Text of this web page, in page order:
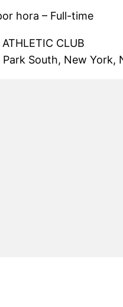
hora – Full-time
CLUB
South, New York,